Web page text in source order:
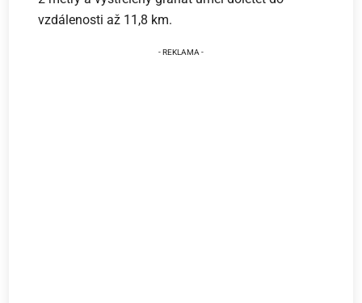
vzdálenosti až 11,8 km.